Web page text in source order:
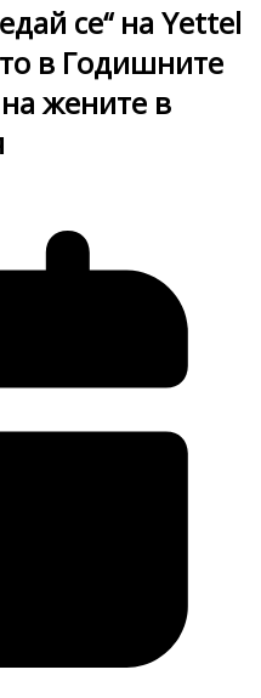
се“ на Yettel
в Годишните
жените в